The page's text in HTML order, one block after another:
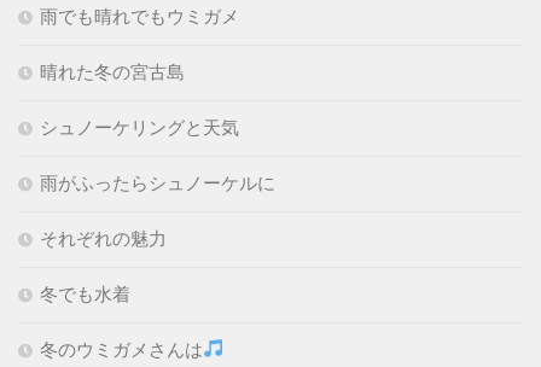
雨でも晴れでもウミガメ
晴れた冬の宮古島
シュノーケリングと天気
雨がふったらシュノーケルに
それぞれの魅力
冬でも水着
冬のウミガメさんは